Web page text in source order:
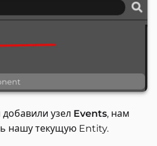
узел Events, нам
нашу текущую Entity.